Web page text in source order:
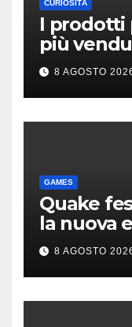
CURIOSITÀ
I prodotti
più
8 AGOSTO
GAMES
Quake
la nuova
Dawn of
8 AGOSTO